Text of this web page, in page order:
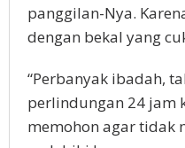
panggilan-Nya.
dengan bekal yang
“Perbanyak ibadah,
perlindungan 24 jam
memohon agar tidak